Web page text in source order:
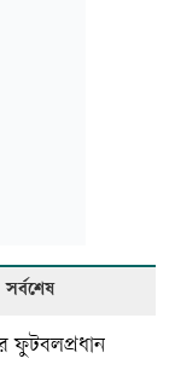
সর্বশেষ
ফুটবলপ্রধান